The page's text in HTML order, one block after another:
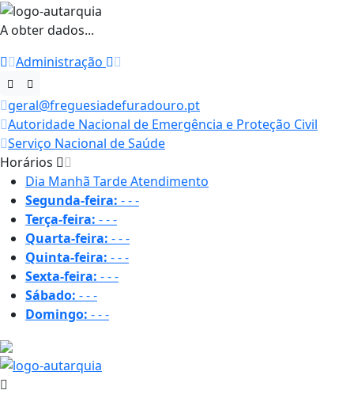
A obter dados...
Administração
geral@freguesiadefuradouro.pt
Autoridade Nacional de Emergência e Proteção Civil
Serviço Nacional de Saúde
Horários
Dia Manhã TardeAtendimento
Segunda-feira: ---
Terça-feira: ---
Quarta-feira: ---
Quinta-feira: ---
Sexta-feira: ---
Sábado: ---
Domingo: ---